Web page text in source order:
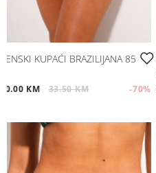
ŽENSKI KUPAĆI BRAZILIJANA 85
10.00 KM 33.50 KM -70%